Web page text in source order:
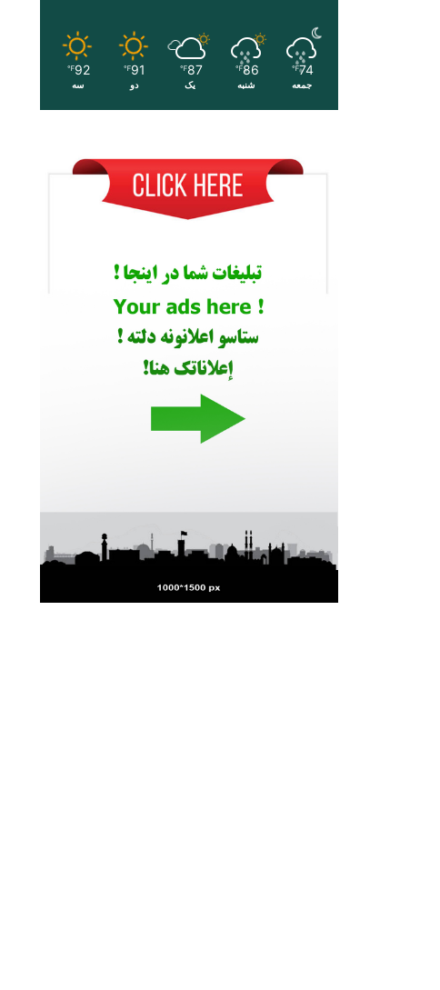
74
℉
جمعه
86
℉
شنبه
87
℉
یک
91
℉
دو
92
℉
سه